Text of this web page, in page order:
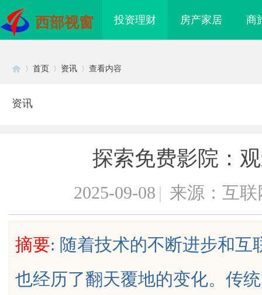
西部视窗 投资理财 房产家居 商
首页 资讯 查看内容
资讯
探索免费影院：
2025-09-08 | 来源：互联
摘要: 随着技术的不断进步和互
也经历了翻天覆地的变化。传
发体系全解析